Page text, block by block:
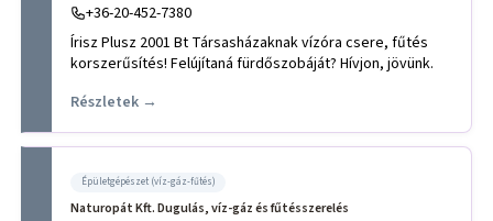
+36-20-452-7380
Írisz Plusz 2001 Bt Társasházaknak vízóra csere, fűtés
korszerűsítés! Felújítaná fürdőszobáját? Hívjon, jövünk.
Részletek →
Épületgépészet (víz-gáz-fűtés)
Naturopát Kft. Dugulás, víz-gáz és fűtésszerelés